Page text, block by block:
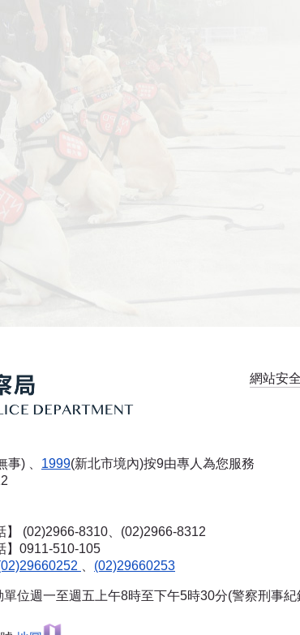
事) 、 1999(新北市境內)按9由專人為您服務
(02)2966-8310、(02)2966-8312
】0911-510-105
(02)29660253
位週一至週五上午8時至下午5時30分(警察刑事
網站安